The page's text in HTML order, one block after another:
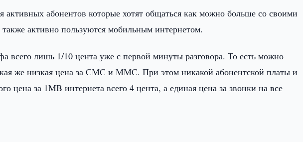
абонентов которые хотят общаться как можно больше со своими
активно пользуются мобильным интернетом.
всего лишь 1/10 цента уже с первой минуты разговора. То есть можно
же низкая цена за СМС и ММС. При этом никакой абонентской платы и
цена за 1MB интернета всего 4 цента, а единая цена за звонки на все